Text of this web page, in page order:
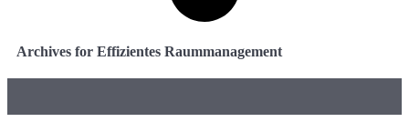
Archives for Effizientes Raummanagement